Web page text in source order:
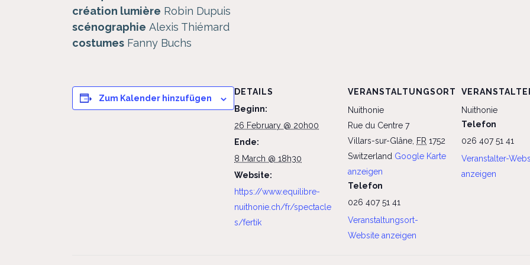
création lumière Robin Dupuis
scénographie Alexis Thiémard
costumes Fanny Buchs
Zum Kalender hinzufügen
DETAILS
Beginn:
26 February @ 20h00
Ende:
8 March @ 18h30
Website:
https://www.equilibre-
nuithonie.ch/fr/spectacle
s/fertik
VERANSTALTUNGSORT
Nuithonie
Rue du Centre 7
Villars-sur-Glâne, FR 1752
Switzerland Google Karte
anzeigen
Telefon
026 407 51 41
Veranstaltungsort-
Website anzeigen
Nuithonie
Telefon
026 407 51 41
Veranstalter-
anzeigen